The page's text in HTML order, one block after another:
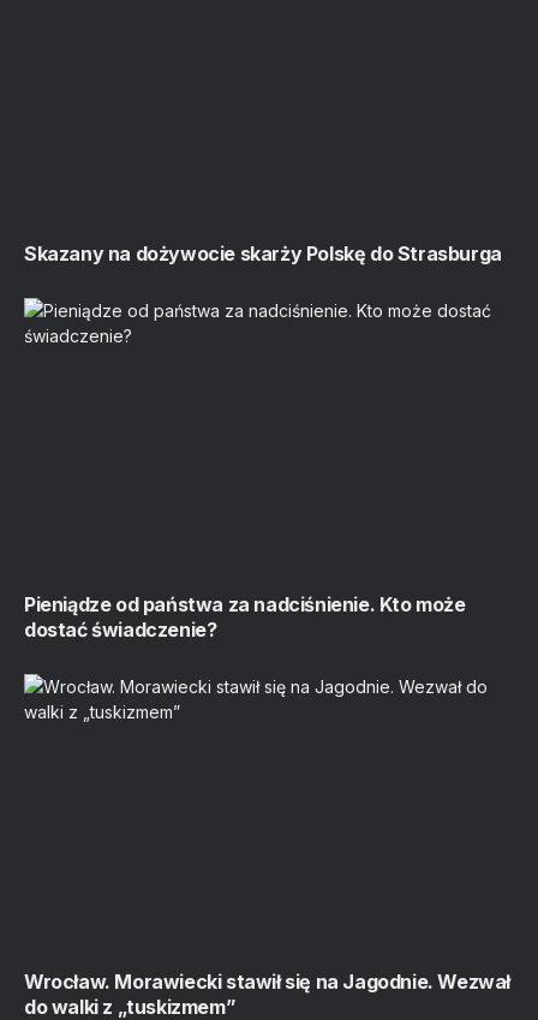
Skazany na dożywocie skarży Polskę do Strasburga
Pieniądze od państwa za nadciśnienie. Kto może
dostać świadczenie?
Wrocław. Morawiecki stawił się na Jagodnie. Wezwał
do walki z „tuskizmem”